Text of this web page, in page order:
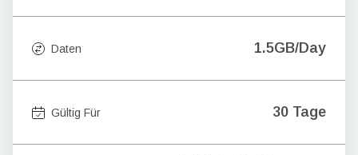
Daten 1.5GB/Day
Gültig Für 30 Tage